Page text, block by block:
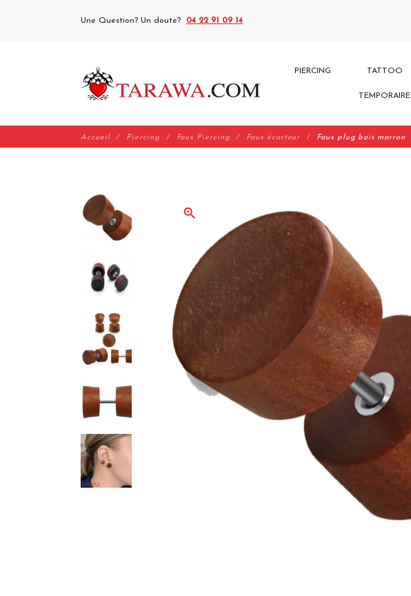
Une Question? Un doute? 04 22 91 09 14
PIERCING TATTOO
TEMPORAIRE
Accueil Piercing Faux Piercing Faux écarteur Faux plug bois marron
zoom_in